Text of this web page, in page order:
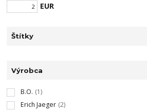
EUR
Štítky
Výrobca
B.O. (1)
Erich Jaeger (2)